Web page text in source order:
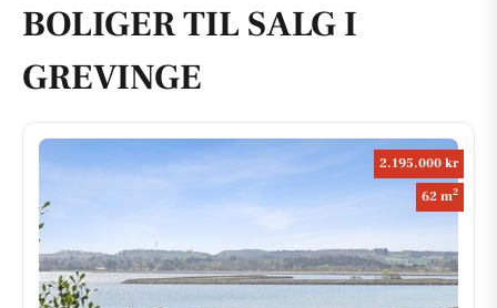
BOLIGER TIL SALG I
GREVINGE
2.195.000 kr
62 m2